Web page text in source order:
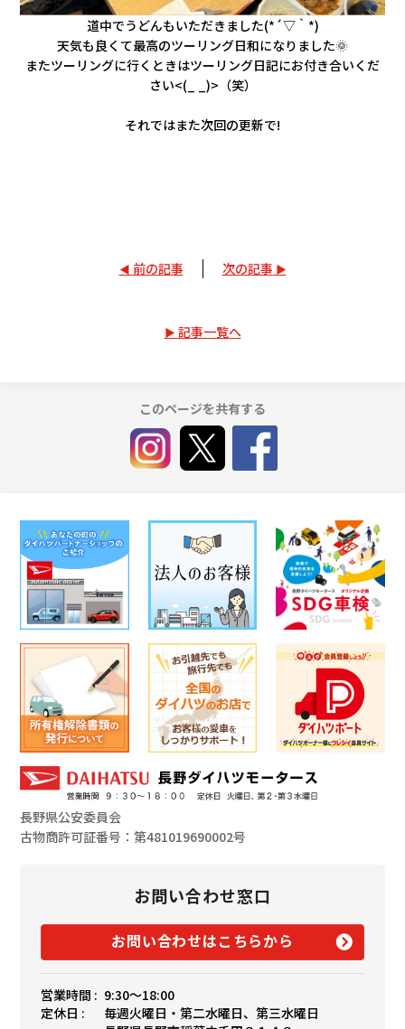
道中でうどんもいただきました(*´▽｀*)
天気も良くて最高のツーリング日和になりました🌞
またツーリングに行くときはツーリング日記にお付き合いくだ
さい<(_ _)>（笑）
それではまた次回の更新で!
前の記事 次の記事
記事一覧へ
このページを共有する
長野県公安委員会
古物商許可証番号：第481019690002号
お問い合わせ窓口
お問い合わせはこちらから
営業時間 : 9:30〜18:00
定休日 :
毎週火曜日・第二水曜日、第三水曜日